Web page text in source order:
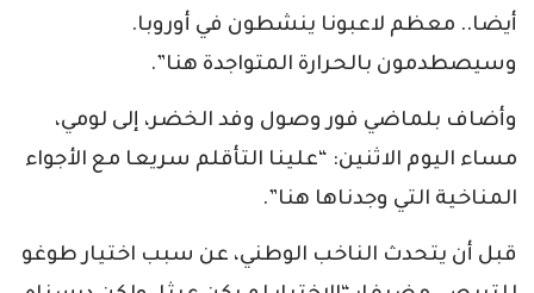
أيضا.. معظم لاعبونا ينشطون في أوروبا.
وسيصطدمون بالحرارة المتواجدة هنا”.
وأضاف بلماضي فور وصول وفد الخضر، إلى لومي،
مساء اليوم الاثنين: “علينا التأقلم سريعا مع الأجواء
المناخية التي وجدناها هنا”.
قبل أن يتحدث الناخب الوطني، عن سبب اختيار طوغو